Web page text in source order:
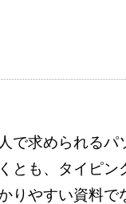
で求められるパ
とも、タイピ
りやすい資料